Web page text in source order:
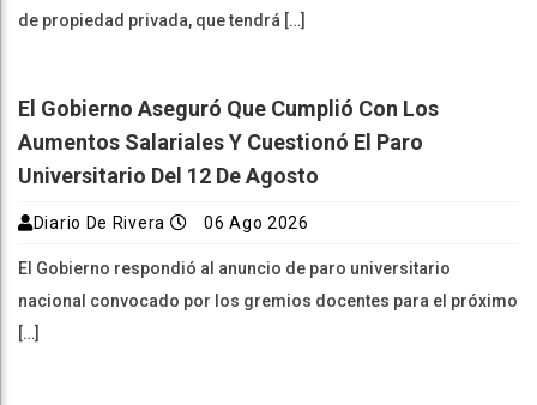
de propiedad privada, que tendrá […]
El Gobierno Aseguró Que Cumplió Con Los
Aumentos Salariales Y Cuestionó El Paro
Universitario Del 12 De Agosto
Diario De Rivera 06 Ago 2026
El Gobierno respondió al anuncio de paro universitario
nacional convocado por los gremios docentes para el próximo
[…]